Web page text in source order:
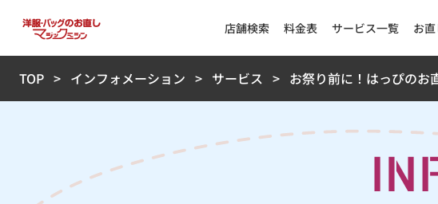
店舗検索 料金表 サービス一覧 お
TOP インフォメーション サービス お祭り前に！はっぴのお